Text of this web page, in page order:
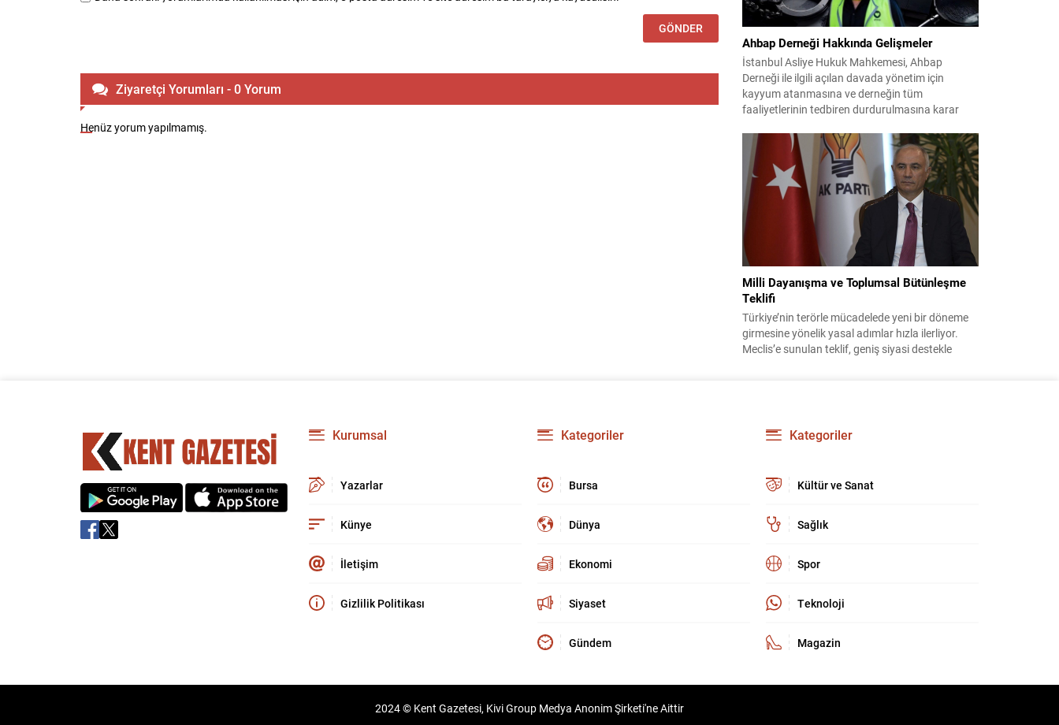
Ziyaretçi Yorumları - 0 Yorum
Henüz yorum yapılmamış.
Ahbap Derneği Hakkında Gelişmeler
İstanbul Asliye Hukuk Mahkemesi, Ahbap
Derneği ile ilgili açılan davada yönetim için
kayyum atanmasına ve derneğin tüm
faaliyetlerinin tedbiren durdurulmasına karar
kararı verilmiş olup son adım doğrudan yönetime
ilişkin bir tedbir niteliği taşıyor. İstanbul Emniyet
Müdürlüğü Mali Suçlarla Mücadele Şube
Müdürlüğü ve İstanbul...
Milli Dayanışma ve Toplumsal Bütünleşme
Teklifi
Türkiye’nin terörle mücadelede yeni bir döneme
girmesine yönelik yasal adımlar hızla ilerliyor.
Meclis’e sunulan teklif, geniş siyasi destekle
verildiğini belirterek, hem siyasi hem de
toplumsal düzeyde önemli bir destek
Kurumsal
Yazarlar
Künye
İletişim
Gizlilik Politikası
Kategoriler
Bursa
Dünya
Ekonomi
Siyaset
Gündem
Kategoriler
Kültür ve Sanat
Sağlık
Spor
Teknoloji
Magazin
2024 © Kent Gazetesi, Kivi Group Medya Anonim Şirketi'ne Aittir